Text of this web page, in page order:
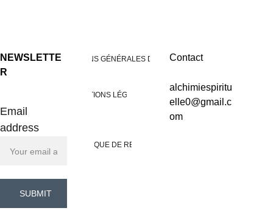
NEWSLETTE
R
Contact
alchimiespiritu
elle0@gmail.c
om
Email
address
SUBMIT
CONDITIONS GÉNÉRALES DE VENTES
MENTIONS LÉGALES
POLITIQUE DE RETOUR